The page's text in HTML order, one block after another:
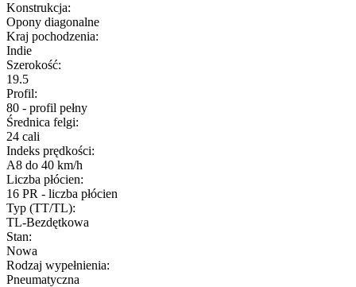
Konstrukcja:
Opony diagonalne
Kraj pochodzenia:
Indie
Szerokość:
19.5
Profil:
80 - profil pełny
Średnica felgi:
24 cali
Indeks prędkości:
A8 do 40 km/h
Liczba płócien:
16 PR - liczba płócien
Typ (TT/TL):
TL-Bezdętkowa
Stan:
Nowa
Rodzaj wypełnienia:
Pneumatyczna